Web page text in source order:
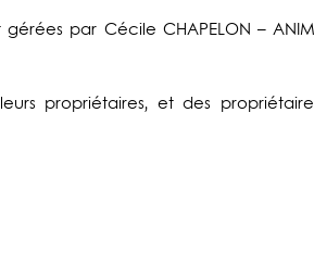
par Cécile CHAPELON –
propriétaires, et des